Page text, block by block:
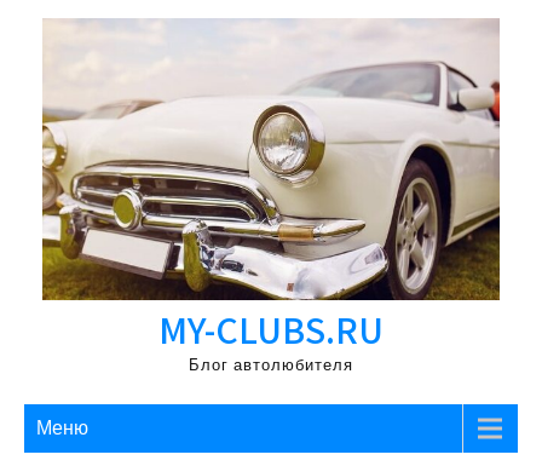
Перейти
MY-CLUBS.RU
Блог автолюбителя
Меню